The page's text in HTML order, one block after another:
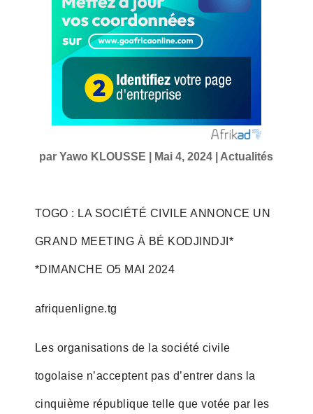
parYawo KLOUSSE Mai 4, 2024 Actualités
TOGO : LA SOCIÉTÉ CIVILE ANNONCE UN
GRAND MEETING À BÉ KODJINDJI*
*DIMANCHE O5 MAI 2024
afriquenligne.tg
Les organisations de la société civile
togolaise n’acceptent pas d’entrer dans la
cinquième république telle que votée par les